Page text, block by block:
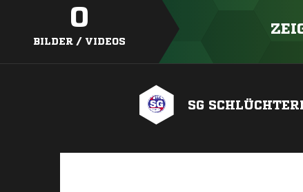
0
BILDER / VIDEOS
SG